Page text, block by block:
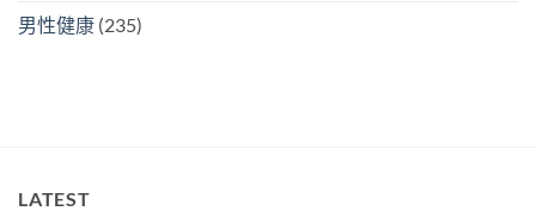
男性健康 (235)
LATEST